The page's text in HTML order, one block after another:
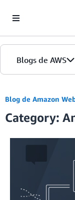
Blogs de AWS
Inicio
Ediciones
Blog de Amazon
Category: